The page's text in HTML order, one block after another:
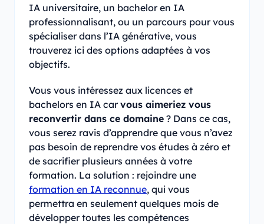
IA universitaire, un bachelor en IA
professionnalisant, ou un parcours pour vous
spécialiser dans l’IA générative, vous
trouverez ici des options adaptées à vos
objectifs.
Vous vous intéressez aux licences et
bachelors en IA carvous aimeriez vous
reconvertir dans ce domaine ? Dans ce cas,
vous serez ravis d’apprendre que vous n’avez
pas besoin de reprendre vos études à zéro et
de sacrifier plusieurs années à votre
formation. La solution : rejoindre une
formation en IA reconnue, qui vous
permettra en seulement quelques mois de
développer toutes les compétences